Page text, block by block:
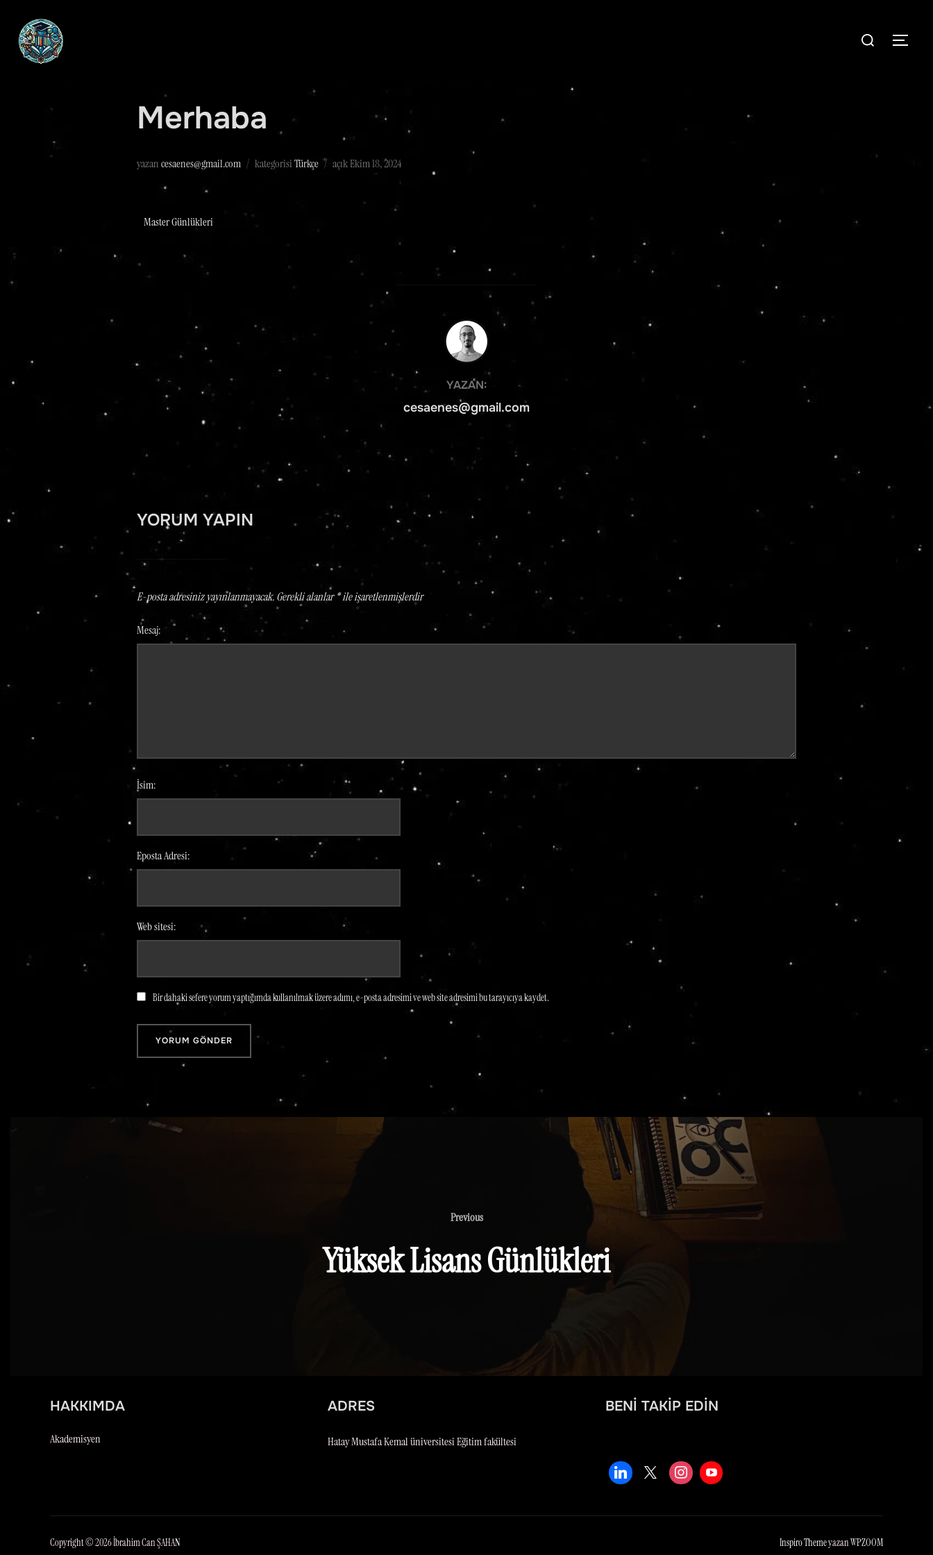
Merhaba
yazancesaenes@gmail.com kategorisiTürkçe açıkEkim 18, 2024
Master Günlükleri
YAZAR
YAZAN:
cesaenes@gmail.com
YORUM YAPIN
E-posta adresiniz yayınlanmayacak.Gerekli alanlar*ile işaretlenmişlerdir
Mesaj:
İsim:
Eposta Adresi:
Web sitesi:
Bir dahaki sefere yorum yaptığımda kullanılmak üzere adımı, e-posta adresimi ve web site adresimi bu tarayıcıya kaydet.
Previous
Yüksek Lisans Günlükleri
HAKKIMDA
Akademisyen
ADRES
Hatay Mustafa Kemal üniversitesi Eğitim fakültesi
BENI TAKIP EDIN
Copyright © 2026 İbrahim Can ŞAHAN Inspiro ThemeyazanWPZOOM